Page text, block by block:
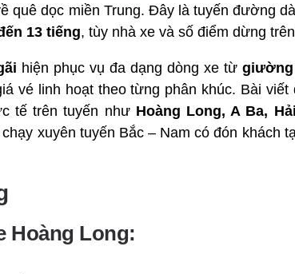
quê dọc miền Trung. Đây là tuyến đường
13 tiếng, tùy nhà xe và số điểm dừng
hiện phục vụ đa dạng dòng xe từ giường
vé linh hoạt theo từng phân khúc. Bài
tế trên tuyến như Hoàng Long, A Ba,
xuyên tuyến Bắc – Nam có đón khách
Hoàng Long: